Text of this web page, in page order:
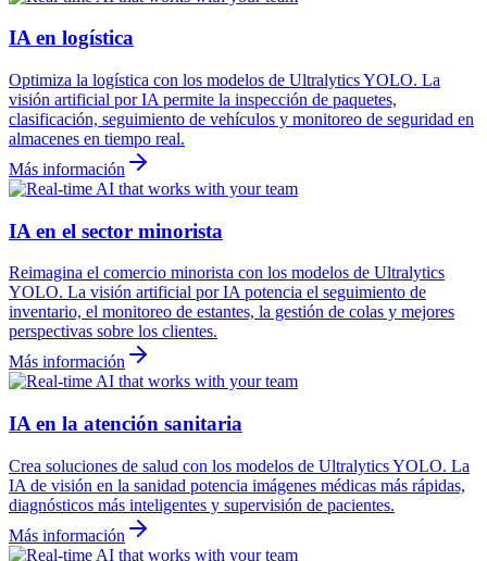
IA en logística
Optimiza la logística con los modelos de Ultralytics YOLO. La
visión artificial por IA permite la inspección de paquetes,
clasificación, seguimiento de vehículos y monitoreo de seguridad en
almacenes en tiempo real.
Más información
IA en el sector minorista
Reimagina el comercio minorista con los modelos de Ultralytics
YOLO. La visión artificial por IA potencia el seguimiento de
inventario, el monitoreo de estantes, la gestión de colas y mejores
perspectivas sobre los clientes.
Más información
IA en la atención sanitaria
Crea soluciones de salud con los modelos de Ultralytics YOLO. La
IA de visión en la sanidad potencia imágenes médicas más rápidas,
diagnósticos más inteligentes y supervisión de pacientes.
Más información